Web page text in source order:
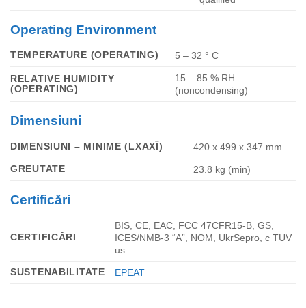
Operating Environment
TEMPERATURE (OPERATING) 5 – 32 ° C
RELATIVE HUMIDITY
(OPERATING)
15 – 85 % RH
(noncondensing)
Dimensiuni
DIMENSIUNI – MINIME (LXAXÎ)
420 x 499 x 347 mm
GREUTATE
23.8 kg (min)
Certificări
CERTIFICĂRI
BIS, CE, EAC, FCC 47CFR15-B, GS,
ICES/NMB-3 “A”, NOM, UkrSepro, c TUV
us
SUSTENABILITATE
EPEAT